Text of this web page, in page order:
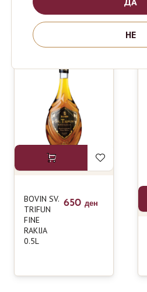
BOVIN SV.
TRIFUN
FINE
RAKIJA
0.5L
650 ден
НЕ